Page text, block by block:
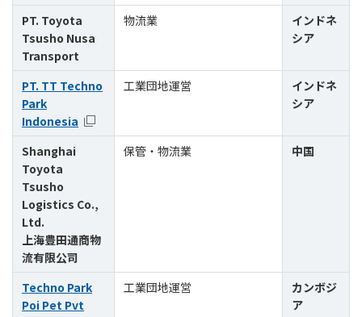
PT. Toyota
Tsusho Nusa
Transport
物流業
インドネ
シア
PT. TT Techno
Park
Indonesia
工業団地運営
インドネ
シア
Shanghai
Toyota
Tsusho
Logistics Co.,
Ltd.
上海豊田通商物
流有限公司
保管・物流業 中国
Techno Park
Poi Pet Pvt
工業団地運営
カンボジ
ア